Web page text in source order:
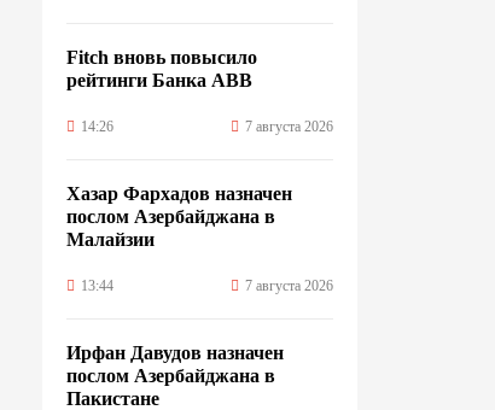
Fitch вновь повысило
рейтинги Банка ABB
14:26 7 августа 2026
Хазар Фархадов назначен
послом Азербайджана в
Малайзии
13:44 7 августа 2026
Ирфан Давудов назначен
послом Азербайджана в
Пакистане